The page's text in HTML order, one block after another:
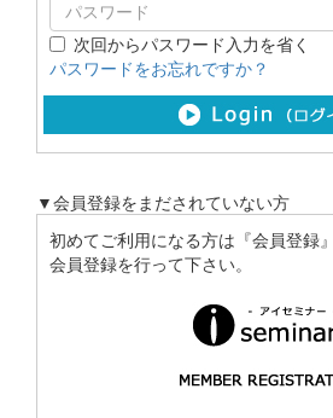
次回からパスワード入力を省く
パスワードをお忘れですか？
▼会員登録をまだされていない方
初めてご利用になる方は『会員登録
会員登録を行って下さい。